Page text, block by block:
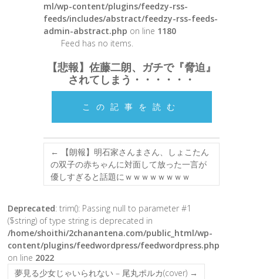
ml/wp-content/plugins/feedzy-rss-
feeds/includes/abstract/feedzy-rss-feeds-
admin-abstract.php on line 1180
Feed has no items.
【悲報】佐藤二朗、ガチで『脅迫』
されてしまう・・・・・・
この記事を読む
←
【朗報】明石家さんまさん、しょこたん
の双子の赤ちゃんに対面して放った一言が
優しすぎると話題にｗｗｗｗｗｗｗｗ
Deprecated: trim(): Passing null to parameter #1
($string) of type string is deprecated in
/home/shoithi/2chanantena.com/public_html/wp-
content/plugins/feedwordpress/feedwordpress.php
on line 2022
夢見る少女じゃいられない – 尾丸ポルカ(cover) →